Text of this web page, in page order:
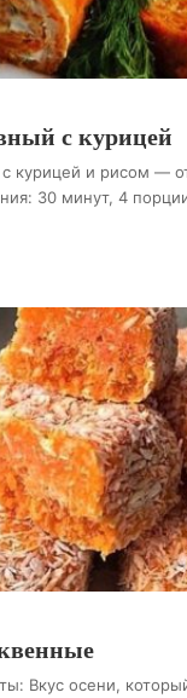
с курицей
курицей и рисом —
30 минут, 4
Вкус осени,